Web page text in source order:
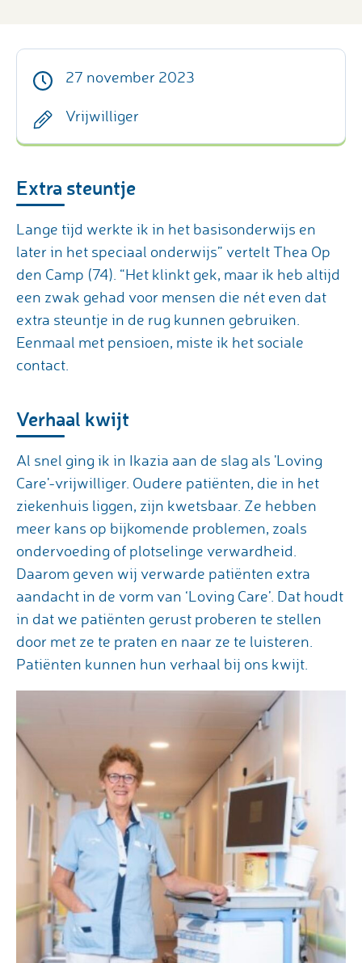
27 november 2023
Vrijwilliger
Extra steuntje
Lange tijd werkte ik in het basisonderwijs en
later in het speciaal onderwijs” vertelt Thea Op
den Camp (74). “Het klinkt gek, maar ik heb altijd
een zwak gehad voor mensen die nét even dat
extra steuntje in de rug kunnen gebruiken.
Eenmaal met pensioen, miste ik het sociale
contact.
Verhaal kwijt
Al snel ging ik in Ikazia aan de slag als 'Loving
Care'-vrijwilliger. Oudere patiënten, die in het
ziekenhuis liggen, zijn kwetsbaar. Ze hebben
meer kans op bijkomende problemen, zoals
ondervoeding of plotselinge verwardheid.
Daarom geven wij verwarde patiënten extra
aandacht in de vorm van ‘Loving Care’. Dat houdt
in dat we patiënten gerust proberen te stellen
door met ze te praten en naar ze te luisteren.
Patiënten kunnen hun verhaal bij ons kwijt.